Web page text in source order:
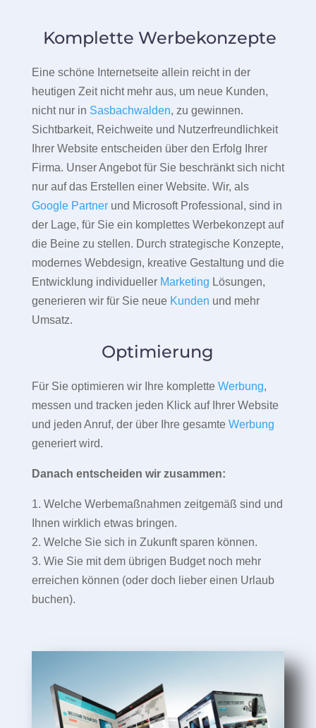
Komplette Werbekonzepte
Eine schöne Internetseite allein reicht in der
heutigen Zeit nicht mehr aus, um neue Kunden,
nicht nur in Sasbachwalden, zu gewinnen.
Sichtbarkeit, Reichweite und Nutzerfreundlichkeit
Ihrer Website entscheiden über den Erfolg Ihrer
Firma. Unser Angebot für Sie beschränkt sich nicht
nur auf das Erstellen einer Website. Wir, als
Google Partnerund Microsoft Professional, sind in
der Lage, für Sie ein komplettes Werbekonzept auf
die Beine zu stellen. Durch strategische Konzepte,
modernes Webdesign, kreative Gestaltung und die
Entwicklung individueller Marketing Lösungen,
generieren wir für Sie neue Kunden und mehr
Umsatz.
Optimierung
Für Sie optimieren wir Ihre komplette Werbung,
messen und tracken jeden Klick auf Ihrer Website
und jeden Anruf, der über Ihre gesamte Werbung
generiert wird.
Danach entscheiden wir zusammen:
1. Welche Werbemaßnahmen zeitgemäß sind und
Ihnen wirklich etwas bringen.
2. Welche Sie sich in Zukunft sparen können.
3. Wie Sie mit dem übrigen Budget noch mehr
erreichen können (oder doch lieber einen Urlaub
buchen).